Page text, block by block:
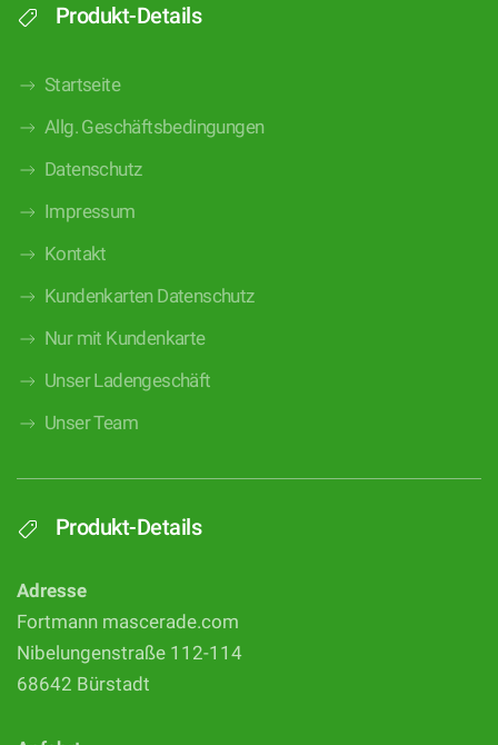
Produkt-Details
Startseite
Allg. Geschäftsbedingungen
Datenschutz
Impressum
Kontakt
Kundenkarten Datenschutz
Nur mit Kundenkarte
Unser Ladengeschäft
Unser Team
Produkt-Details
Adresse
Fortmann mascerade.com
Nibelungenstraße 112-114
68642 Bürstadt